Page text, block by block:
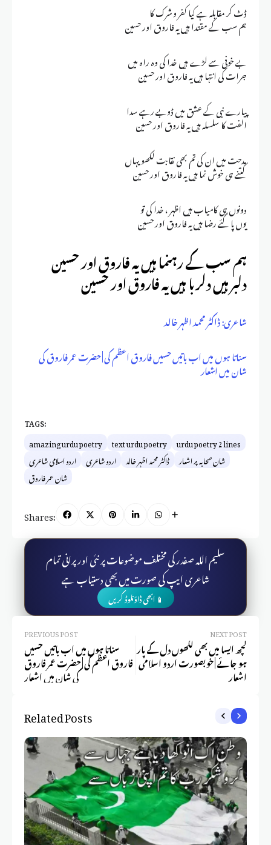
ڈٹ کر مقابلہ ہے کیا کفر و شرک کا
ہم سب کے مقتدا ہیں یہ فاروق اور حسین
بے خوفی سے لڑے ہیں خدا کی وہ راہ میں
جرات کی انتہا ہیں یہ فاروق اور حسین
پیارے نبی کے عشق میں ڈوبے رہے سدا
الفت کا سلسلہ ہیں یہ فاروق اور حسین
مدحت میں ان کی تم بھی نقابت لکھو یہاں
کتنے ہی خوش نما ہیں یہ فاروق اور حسین
دونوں ہی کامیاب ہیں اظہر ، خدا کی تو
یوں پا گئے رضا ہیں یہ فاروق اور حسین
ہم سب کے رہنما ہیں یہ فاروق اور حسین
دلبر ہیں دلربا ہیں یہ فاروق اور حسین
شاعری: ڈاکٹر محمد اظہر خالد
سناتا ہوں میں اب باتیں حسیں فاروق اعظم کی | حضرت عمر فاروق کی
شان میں اشعار
TAGS:
amazing urdu poetry text urdu poetry urdu poetry 2 lines
اردو اسلامی شاعری اردو شاعری ڈاکٹر محمد اظہر خالد شان صحابہ پر اشعار
شان عمر فاروق
Shares:
سلیم اللہ صفدر کی مختلف موضوعات پر نئی اور پرانی تمام
شاعری ایپ کی صورت میں بھی دستیاب ہے
📱 ابھی ڈاؤنلوڈ کریں
PREVIOUS POST
سناتا ہوں میں اب باتیں حسیں
فاروق اعظم کی | حضرت عمر فاروق
کی شان میں اشعار
NEXT POST
کچھ ایسا میں بھی لکھوں دل کے پار
ہو جائے | خوبصورت اردو اسلامی
اشعار
Related Posts